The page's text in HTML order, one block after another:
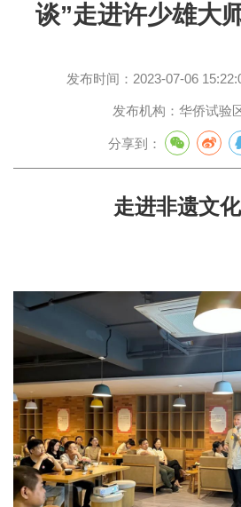
谈”走进许少雄大
发布时间： 2023-07-06
发布机构： 华侨试验
分享到：
走进非遗文